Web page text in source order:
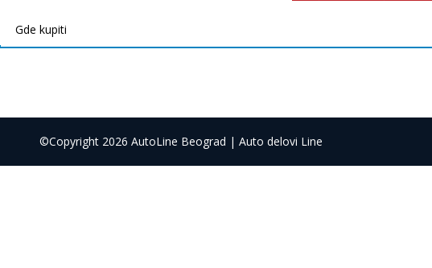
Gde kupiti
©Copyright 2026 AutoLine Beograd | Auto delovi Line